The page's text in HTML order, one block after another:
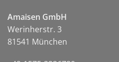
Amaisen GmbH
Werinherstr. 3
81541 München